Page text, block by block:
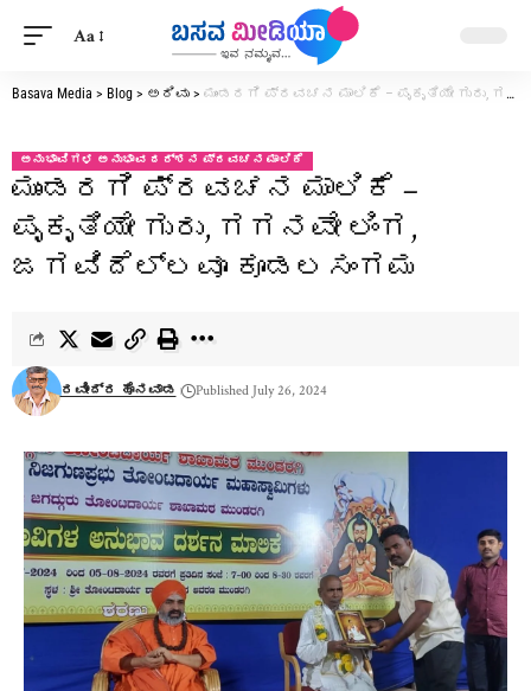
Aa
Basava Media > Blog > ಅರಿವು > ಮುಂಡರಗಿ ಪ್ರವಚನ ಮಾಲಿಕೆ – ಪೃಕೃತಿಯೇ ಗುರು, ಗಗನವೇ ಲಿಂಗ, ಜಗವಿದೆಲ್ಲವೂ ಕೂಡಲಸಂಗಮ
ಅನುಭಾವಿಗಳ ಅನುಭಾವ ದರ್ಶನ ಪ್ರವಚನ ಮಾಲಿಕೆ
ಮುಂಡರಗಿ ಪ್ರವಚನ ಮಾಲಿಕೆ –
ಪೃಕೃತಿಯೇ ಗುರು, ಗಗನವೇ ಲಿಂಗ,
ಜಗವಿದೆಲ್ಲವೂ ಕೂಡಲಸಂಗಮ
ರವೀಂದ್ರ ಹೊನವಾಡ Published July 26, 2024